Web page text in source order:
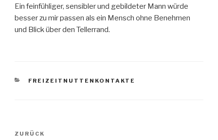
Ein feinfühliger, sensibler und gebildeter Mann würde
besser zu mir passen als ein Mensch ohne Benehmen
und Blick über den Tellerrand.
KATEGORIEN
FREIZEITNUTTENKONTAKTE
Beitragsnavigation
Vorheriger
ZURÜCK